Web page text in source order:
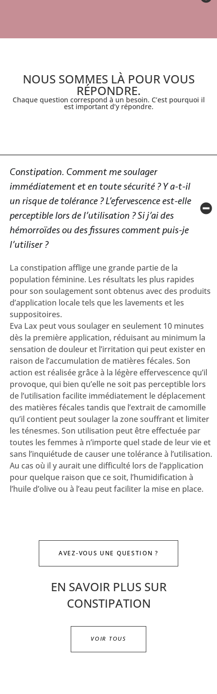
NOUS SOMMES LÀ POUR VOUS
RÉPONDRE.
Chaque question correspond à un besoin. C’est pourquoi il
est important d’y répondre.
Constipation. Comment me soulager
immédiatement et en toute sécurité ? Y a-t-il
un risque de tolérance ? L’efervescence est-elle
perceptible lors de l’utilisation ? Si j’ai des
hémorroïdes ou des fissures comment puis-je
l’utiliser ?
La constipation afflige une grande partie de la
population féminine. Les résultats les plus rapides
pour son soulagement sont obtenus avec des produits
d’application locale tels que les lavements et les
suppositoires.
Eva Lax peut vous soulager en seulement 10 minutes
dès la première application, réduisant au minimum la
sensation de douleur et l’irritation qui peut exister en
raison de l’accumulation de matières fécales. Son
action est réalisée grâce à la légère effervescence qu’il
provoque, qui bien qu’elle ne soit pas perceptible lors
de l’utilisation facilite immédiatement le déplacement
des matières fécales tandis que l’extrait de camomille
qu’il contient peut soulager la zone souffrant et limiter
les ténesmes. Son utilisation peut être effectuée par
toutes les femmes à n’importe quel stade de leur vie et
sans l’inquiétude de causer une tolérance à l’utilisation.
Au cas où il y aurait une difficulté lors de l’application
pour quelque raison que ce soit, l’humidification à
l’huile d’olive ou à l’eau peut faciliter la mise en place.
AVEZ-VOUS UNE QUESTION ?
EN SAVOIR PLUS SUR
CONSTIPATION
VOIR TOUS